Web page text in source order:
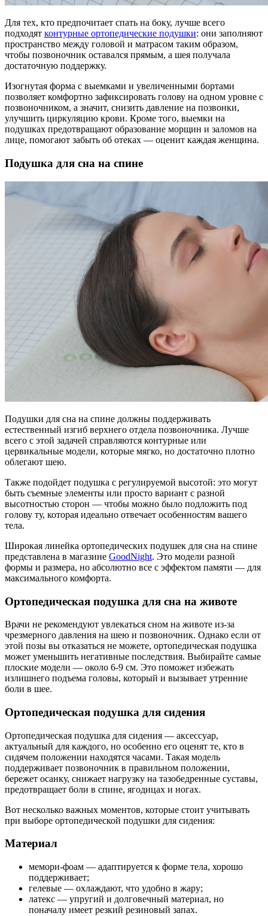
Для тех, кто предпочитает спать на боку, лучше всего
подходят контурные ортопедические подушки: они заполняют
пространство между головой и матрасом таким образом,
чтобы позвоночник оставался прямым, а шея получала
достаточную поддержку.
Изогнутая форма с выемками и увеличенными бортами
позволяет комфортно зафиксировать голову на одном уровне с
позвоночником, а значит, снизить давление на позвонки,
улучшить циркуляцию крови. Кроме того, выемки на
подушках предотвращают образование морщин и заломов на
лице, помогают забыть об отеках — оценит каждая женщина.
Подушка для сна на спине
Подушки для сна на спине должны поддерживать
естественный изгиб верхнего отдела позвоночника. Лучше
всего с этой задачей справляются контурные или
цервикальные модели, которые мягко, но достаточно плотно
облегают шею.
Также подойдет подушка с регулируемой высотой: это могут
быть съемные элементы или просто вариант с разной
высотностью сторон — чтобы можно было подложить под
голову ту, которая идеально отвечает особенностям вашего
тела.
Широкая линейка ортопедических подушек для сна на спине
представлена в магазине GoodNight. Это модели разной
формы и размера, но абсолютно все с эффектом памяти — для
максимального комфорта.
Ортопедическая подушка для сна на животе
Врачи не рекомендуют увлекаться сном на животе из-за
чрезмерного давления на шею и позвоночник. Однако если от
этой позы вы отказаться не можете, ортопедическая подушка
может уменьшить негативные последствия. Выбирайте самые
плоские модели — около 6-9 см. Это поможет избежать
излишнего подъема головы, который и вызывает утренние
боли в шее.
Ортопедическая подушка для сидения
Ортопедическая подушка для сидения — аксессуар,
актуальный для каждого, но особенно его оценят те, кто в
сидячем положении находятся часами. Такая модель
поддерживает позвоночник в правильном положении,
бережет осанку, снижает нагрузку на тазобедренные суставы,
предотвращает боли в спине, ягодицах и ногах.
Вот несколько важных моментов, которые стоит учитывать
при выборе ортопедической подушки для сидения:
Материал
мемори-фоам — адаптируется к форме тела, хорошо
поддерживает;
гелевые — охлаждают, что удобно в жару;
латекс — упругий и долговечный материал, но
поначалу имеет резкий резиновый запах.